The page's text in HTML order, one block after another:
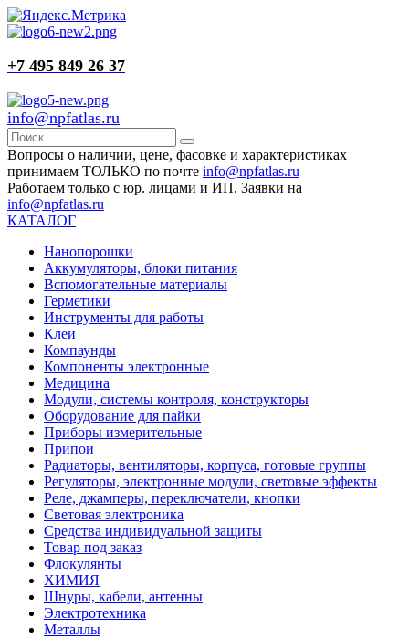
+7 495 849 26 37
info@npfatlas.ru
Вопросы о наличии, цене, фасовке и характеристиках
принимаем ТОЛЬКО по почте info@npfatlas.ru
Работаем только с юр. лицами и ИП. Заявки на
info@npfatlas.ru
КАТАЛОГ
Нанопорошки
Аккумуляторы, блоки питания
Вспомогательные материалы
Герметики
Инструменты для работы
Клеи
Компаунды
Компоненты электронные
Медицина
Модули, системы контроля, конструкторы
Оборудование для пайки
Приборы измерительные
Припои
Радиаторы, вентиляторы, корпуса, готовые группы
Регуляторы, электронные модули, световые эффекты
Реле, джамперы, переключатели, кнопки
Световая электроника
Средства индивидуальной защиты
Товар под заказ
Флокулянты
ХИМИЯ
Шнуры, кабели, антенны
Электротехника
Металлы